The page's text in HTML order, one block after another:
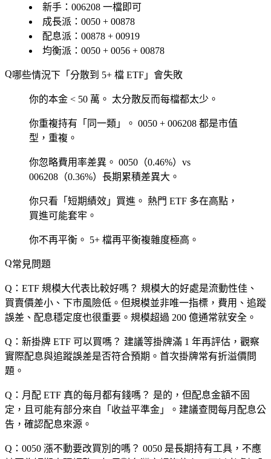
新手：006208 一檔即可
成長派：0050 + 00878
配息派：00878 + 00919
均衡派：0050 + 0056 + 00878
哪些情況下「分散到 5+ 檔 ETF」會失敗
你的本金 < 50 萬。 太分散反而每檔都太少。
你重複持有「同一類」。 0050 + 006208 都是市值
型，重複。
你忽略費用率差異。 0050（0.46%）vs
006208（0.36%）長期累積差異大。
你只看「短期績效」買進。 熱門 ETF 多在高點，
買進可能套牢。
你不再平衡。 5+ 檔再平衡複雜度極高。
常見問題
Q：ETF 規模大代表比較好嗎？ 規模大的好處是流動性佳、
買賣價差小、下市風險低。但規模並非唯一指標，費用、追蹤
誤差、配息穩定度也很重要。規模超過 200 億通常就安全。
Q：新掛牌 ETF 可以買嗎？ 建議等掛牌滿 1 年再評估，觀察
實際配息與追蹤誤差是否符合預期。首次掛牌常有折溢價問
題。
Q：月配 ETF 真的每月都有錢嗎？ 是的，但配息金額不固
定，且可能有部分來自「收益平準金」。建議查閱每月配息公
告，確認配息來源。
Q：0050 漲不動要改買別的嗎？ 0050 是長期持有工具，不應